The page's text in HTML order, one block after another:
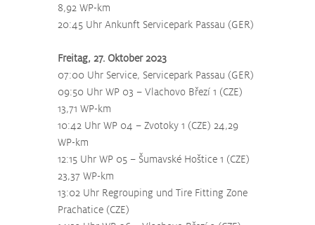
8,92 WP-km
20:45 Uhr Ankunft Servicepark Passau (GER)
Freitag, 27. Oktober 2023
07:00 Uhr Service, Servicepark Passau (GER)
09:50 Uhr WP 03 – Vlachovo Březí 1 (CZE)
13,71 WP-km
10:42 Uhr WP 04 – Zvotoky 1 (CZE) 24,29
WP-km
12:15 Uhr WP 05 – Šumavské Hoštice 1 (CZE)
23,37 WP-km
13:02 Uhr Regrouping und Tire Fitting Zone
Prachatice (CZE)